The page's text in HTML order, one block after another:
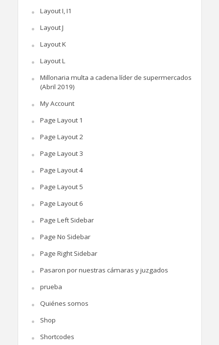
Layout I, I1
Layout J
Layout K
Layout L
Millonaria multa a cadena líder de supermercados
(Abril 2019)
My Account
Page Layout 1
Page Layout 2
Page Layout 3
Page Layout 4
Page Layout 5
Page Layout 6
Page Left Sidebar
Page No Sidebar
Page Right Sidebar
Pasaron por nuestras cámaras y juzgados
prueba
Quiénes somos
Shop
Shortcodes